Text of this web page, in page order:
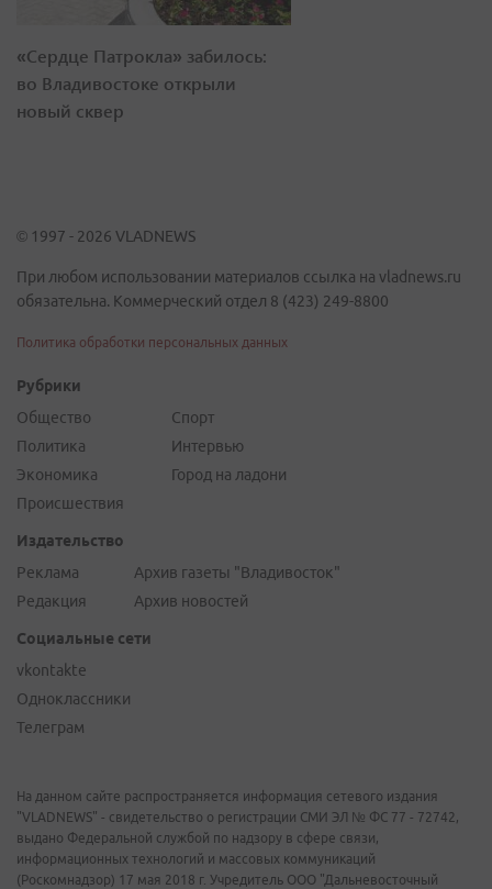
«Сердце Патрокла» забилось:
во Владивостоке открыли
новый сквер
© 1997 - 2026 VLADNEWS
При любом использовании материалов ссылка на vladnews.ru
обязательна. Коммерческий отдел 8 (423) 249-8800
Политика обработки персональных данных
Рубрики
Общество
Политика
Экономика
Происшествия
Спорт
Интервью
Город на ладони
Издательство
Реклама
Редакция
Архив газеты "Владивосток"
Архив новостей
Социальные сети
vkontakte
Одноклассники
Телеграм
На данном сайте распространяется информация сетевого издания
"VLADNEWS" - свидетельство о регистрации СМИ ЭЛ № ФС 77 - 72742,
выдано Федеральной службой по надзору в сфере связи,
информационных технологий и массовых коммуникаций
(Роскомнадзор) 17 мая 2018 г. Учредитель ООО "Дальневосточный